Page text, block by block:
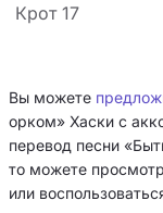
Крот 17
Вы можете
орком» Хаски с
перевод песни
то можете
или